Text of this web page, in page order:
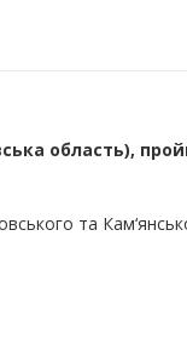
область),
та